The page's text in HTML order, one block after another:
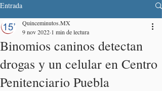
Entrada
Binomios caninos detectan
drogas y un celular en Centro
Penitenciario Puebla
Quinceminutos.MX
9 nov 2022 1 min de lectura